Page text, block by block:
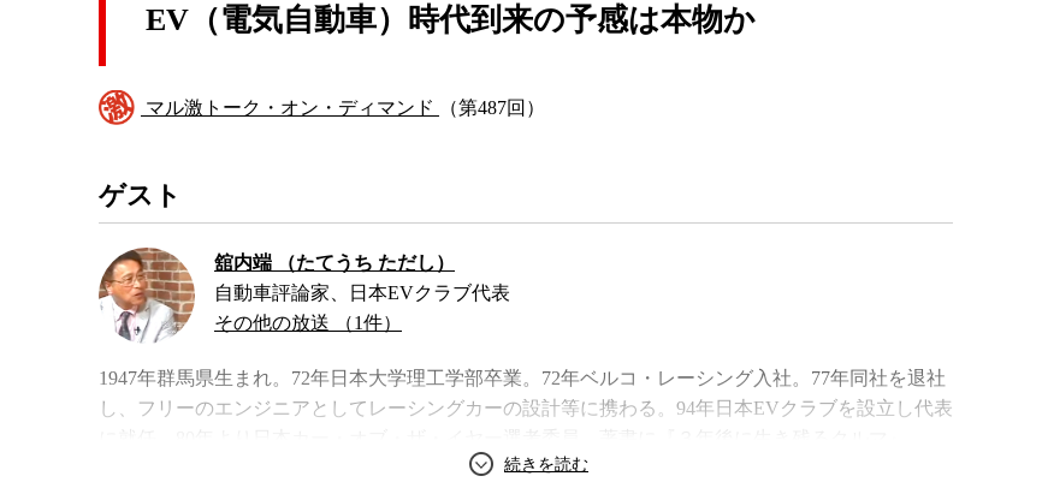
EV（電気自動車）時代到来の予感は本物か
マル激トーク・オン・ディマンド （第487回）
ゲスト
舘内端 （たてうち ただし）
自動車評論家、日本EVクラブ代表
その他の放送 （1件）
1947年群馬県生まれ。72年日本大学理工学部卒業。72年ベルコ・レーシング入社。77年同社を退社
し、フリーのエンジニアとしてレーシングカーの設計等に携わる。94年日本EVクラブを設立し代表